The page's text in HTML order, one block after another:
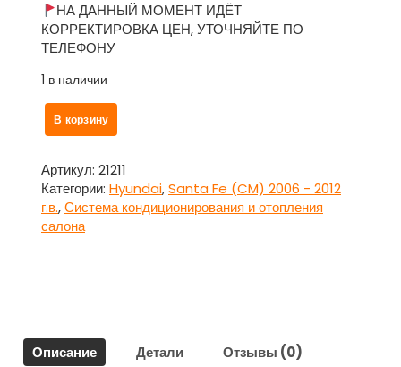
НА ДАННЫЙ МОМЕНТ ИДЁТ
КОРРЕКТИРОВКА ЦЕН, УТОЧНЯЙТЕ ПО
ТЕЛЕФОНУ
1 в наличии
Количество
товара
заслонки
печки
WOORY
для
Santa
Fe
В корзину
Артикул: 21211
Категории: Hyundai,Santa Fe (CM) 2006 - 2012
г.в.,Система кондиционирования и отопления
салона
Описание Детали Отзывы (0)